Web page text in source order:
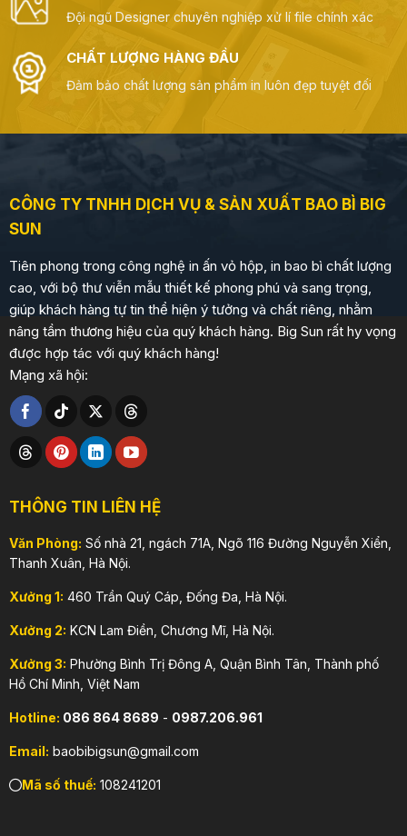
Đội ngũ Designer chuyên nghiệp xử lí file chính xác
CHẤT LƯỢNG HÀNG ĐẦU
Đảm bảo chất lượng sản phẩm in luôn đẹp tuyệt đối
CÔNG TY TNHH DỊCH VỤ & SẢN XUẤT BAO BÌ BIG
SUN
Tiên phong trong công nghệ in ấn vỏ hộp, in bao bì chất lượng
cao, với bộ thư viễn mẫu thiết kế phong phú và sang trọng,
giúp khách hàng tự tin thể hiện ý tưởng và chất riêng, nhằm
nâng tầm thương hiệu của quý khách hàng. Big Sun rất hy vọng
được hợp tác với quý khách hàng!
Mạng xã hội:
THÔNG TIN LIÊN HỆ
Văn Phòng: Số nhà 21, ngách 71A, Ngõ 116 Đường Nguyễn Xiển,
Thanh Xuân, Hà Nội.
Xưởng 1: 460 Trần Quý Cáp, Đống Đa, Hà Nội.
Xưởng 2: KCN Lam Điền, Chương Mĩ, Hà Nội.
Xưởng 3: Phường Bình Trị Đông A, Quận Bình Tân, Thành phố
Hồ Chí Minh, Việt Nam
Hotline: 086 864 8689 - 0987.206.961
Email: baobibigsun@gmail.com
Mã số thuế: 108241201